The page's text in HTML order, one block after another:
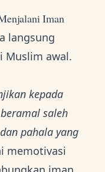
Iman
langsung
Muslim awal.
kepada
saleh
pahala yang
memotivasi